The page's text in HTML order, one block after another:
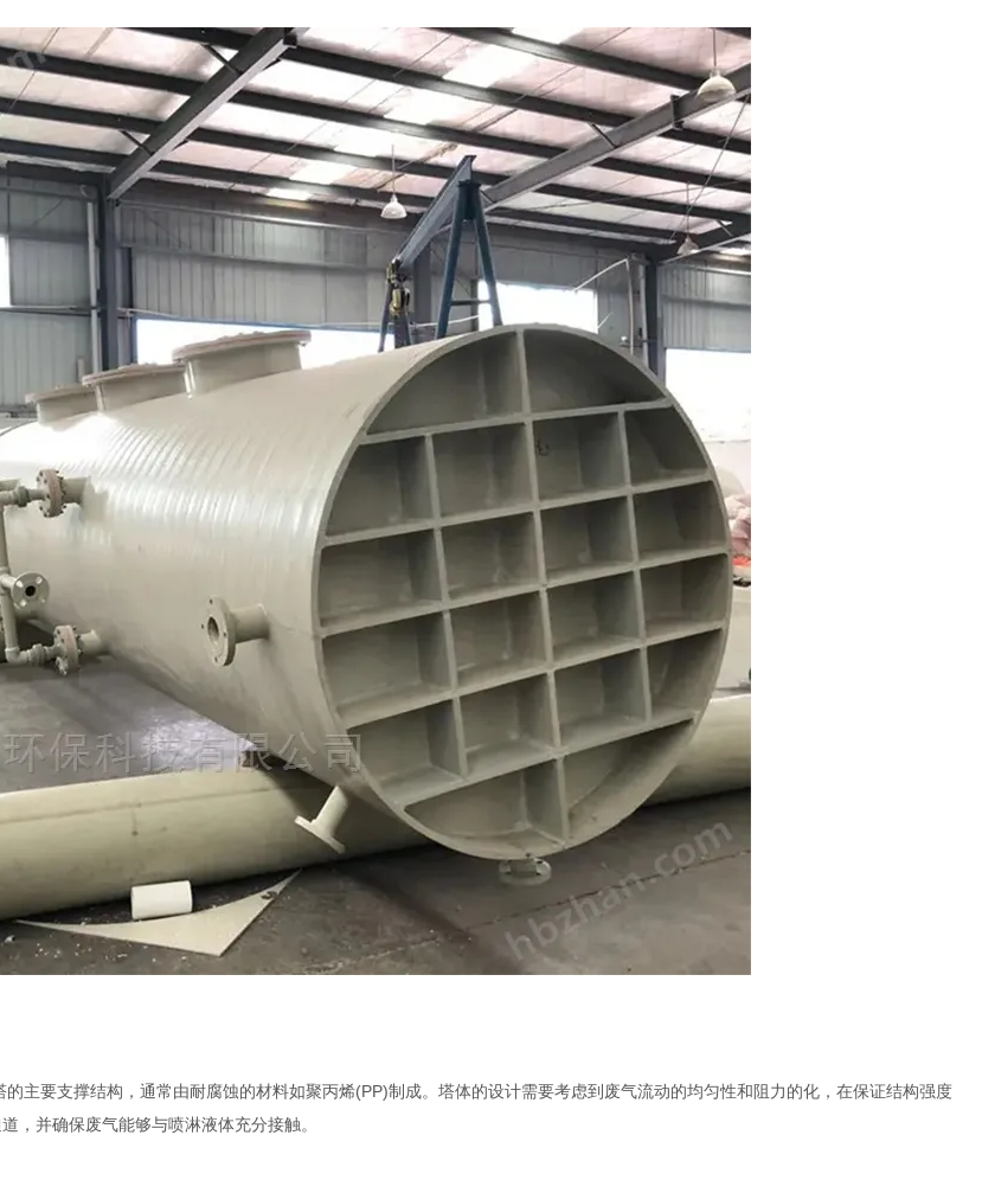
要支撑结构，通常由耐腐蚀的材料如聚丙烯(PP)制成。塔体的设计需要考虑到废气流动的均匀性和阻力的化，在保证结构强度
，并确保废气能够与喷淋液体充分接触。